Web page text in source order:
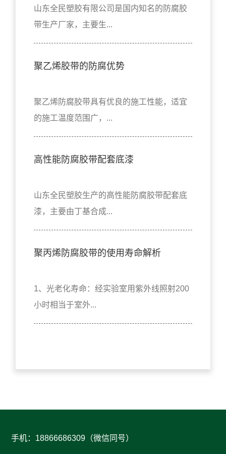
山东全民塑胶有限公司是国内知名的防腐胶
带生产厂家，主要生...
聚乙烯胶带的防腐优势
聚乙烯防腐胶带具有优良的施工性能，适宜
的施工温度范围广，...
高性能防腐胶带配套底漆
山东全民塑胶生产的高性能防腐胶带配套底
漆，主要由丁基合成...
聚丙烯防腐胶带的使用寿命解析
1、光老化寿命：经实验室用紫外线照射200
小时相当于室外...
手机：18866686309（微信同号）